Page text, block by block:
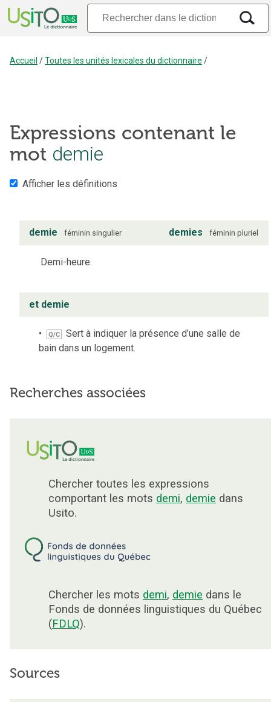
Accueil /Toutes les unités lexicales du dictionnaire /
Expressions contenant le
mot demie
Afficher les définitions
demie féminin singulier demies féminin pluriel
Demi-heure.
et demie
Q/C
Sert à indiquer la présence d’une salle de
bain dans un logement.
Recherches associées
Chercher toutes les expressions
comportant les mots demi, demie dans
Usito.
Chercher les mots demi, demie dans le
Fonds de données linguistiques du Québec
(FDLQ).
Sources